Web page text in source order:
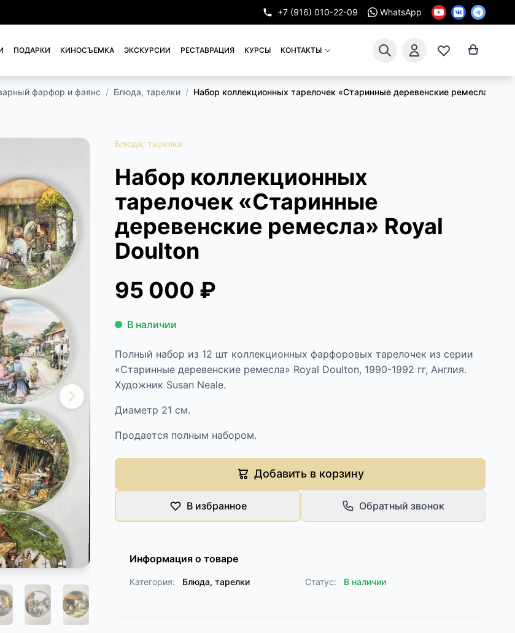
+7 (916) 010-22-09 WhatsApp
ПОДАРКИ КИНОСЪЕМКА ЭКСКУРСИИ РЕСТАВРАЦИЯ КУРСЫ КОНТАКТЫ
фарфор и фаянс / Блюда, тарелки / Набор коллекционных тарелочек «Старинные деревенские ремесла»
Блюда, тарелки
Набор коллекционных
тарелочек «Старинные
деревенские ремесла» Royal
Doulton
95 000 ₽
В наличии
Полный набор из 12 шт коллекционных фарфоровых тарелочек из серии
«Старинные деревенские ремесла» Royal Doulton, 1990-1992 гг, Англия.
Художник Susan Neale.
Диаметр 21 см.
Продается полным набором.
Добавить в корзину
В избранное Обратный звонок
Информация о товаре
Категория: Блюда, тарелки Статус: В наличии